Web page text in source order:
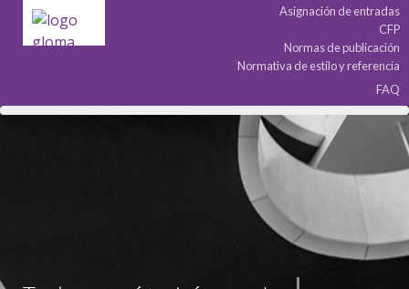
Asignación de entradas
CFP
Normas de publicación
Normativa de estilo y referencia
FAQ